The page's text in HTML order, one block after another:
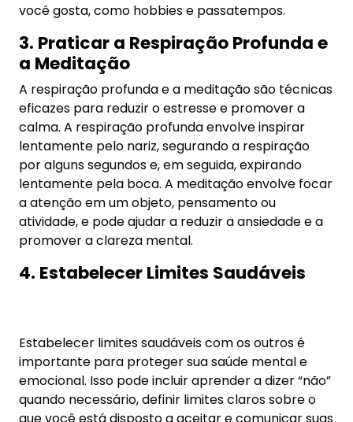
necessidades de forma assertiva.
5. Procurar Apoio
Se o estresse estiver afetando sua saúde mental
ou física, é importante procurar apoio. Isso pode
incluir falar com um amigo, familiar ou procurar
um terapeuta, ou um médico, que podem ajudar a
desenvolver estratégias para lidar com o
estresse.
Resumo
A gestão eficaz do estresse é fundamental para
manter uma vida equilibrada e saudável. Ao
identificar as fontes de estresse, praticar o
negativos do estresse e promover o bem-estar
mental e emocional. Lembre-se, o estresse faz
parte da vida, mas você tem o poder de controlar
como ele afeta você.